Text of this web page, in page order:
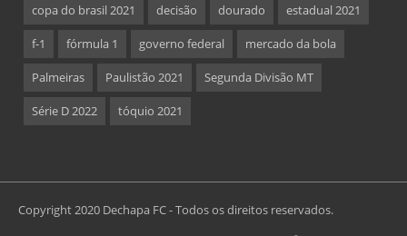
copa do brasil 2021 decisão dourado estadual 2021
f-1 fórmula 1 governo federal mercado da bola
Palmeiras Paulistão 2021 Segunda Divisão MT
Série D 2022 tóquio 2021
Copyright 2020 Dechapa FC - Todos os direitos reservados.